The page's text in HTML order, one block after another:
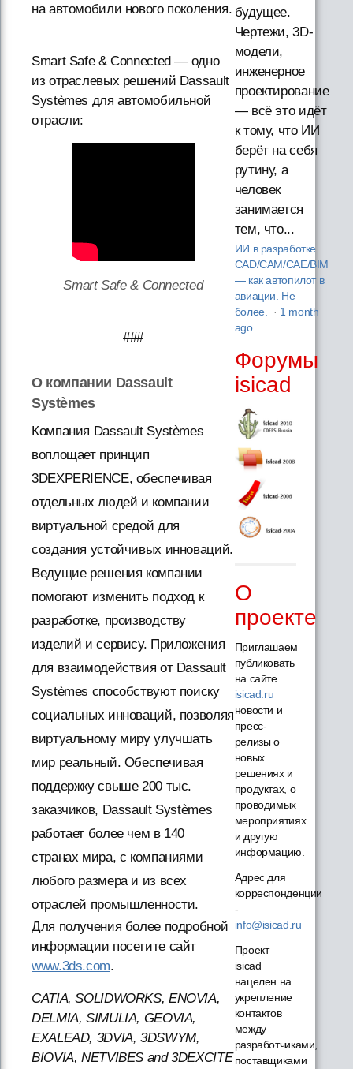
на автомобили нового поколения.
Smart Safe & Connected — одно
из отраслевых решений Dassault
Systèmes для автомобильной
отрасли:
Smart Safe & Connected
###
О компании Dassault
Systèmes
Компания Dassault Systèmes
воплощает принцип
3DEXPERIENCE, обеспечивая
отдельных людей и компании
виртуальной средой для
создания устойчивых инноваций.
Ведущие решения компании
помогают изменить подход к
разработке, производству
изделий и сервису. Приложения
для взаимодействия от Dassault
Systèmes способствуют поиску
социальных инноваций, позволяя
виртуальному миру улучшать
мир реальный. Обеспечивая
поддержку свыше 200 тыс.
заказчиков, Dassault Systèmes
работает более чем в 140
странах мира, с компаниями
любого размера и из всех
отраслей промышленности.
Для получения более подробной
информации посетите сайт
www.3ds.com.
CATIA, SOLIDWORKS, ENOVIA,
DELMIA, SIMULIA, GEOVIA,
EXALEAD, 3DVIA, 3DSWYM,
BIOVIA, NETVIBES and 3DEXCITE
будущее.
Чертежи, 3D-
модели,
инженерное
проектирование
— всё это идёт
к тому, что ИИ
берёт на себя
рутину, а
человек
занимается
тем, что...
ИИ в разработке
CAD/CAM/CAE/BIM
— как автопилот в
авиации. Не
более. · 1 month
ago
Форумы
isicad
О
проекте
Приглашаем
публиковать
на сайте
isicad.ru
новости и
пресс-
релизы о
новых
решениях и
продуктах, о
проводимых
мероприятиях
и другую
информацию.
Адрес для
корреспонденции
-
info@isicad.ru
Проект
isicad
нацелен на
укрепление
контактов
между
разработчиками,
поставщиками